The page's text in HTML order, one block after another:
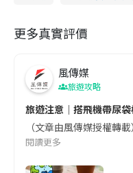
更多真實評價
風傳媒
旅遊攻略
旅遊注意｜搭飛機帶尿
（文章由風傳媒授權轉
閱讀更多